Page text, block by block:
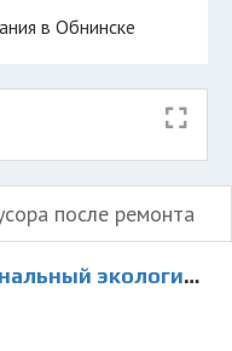
в Обнинске
после ремонта
оператор"